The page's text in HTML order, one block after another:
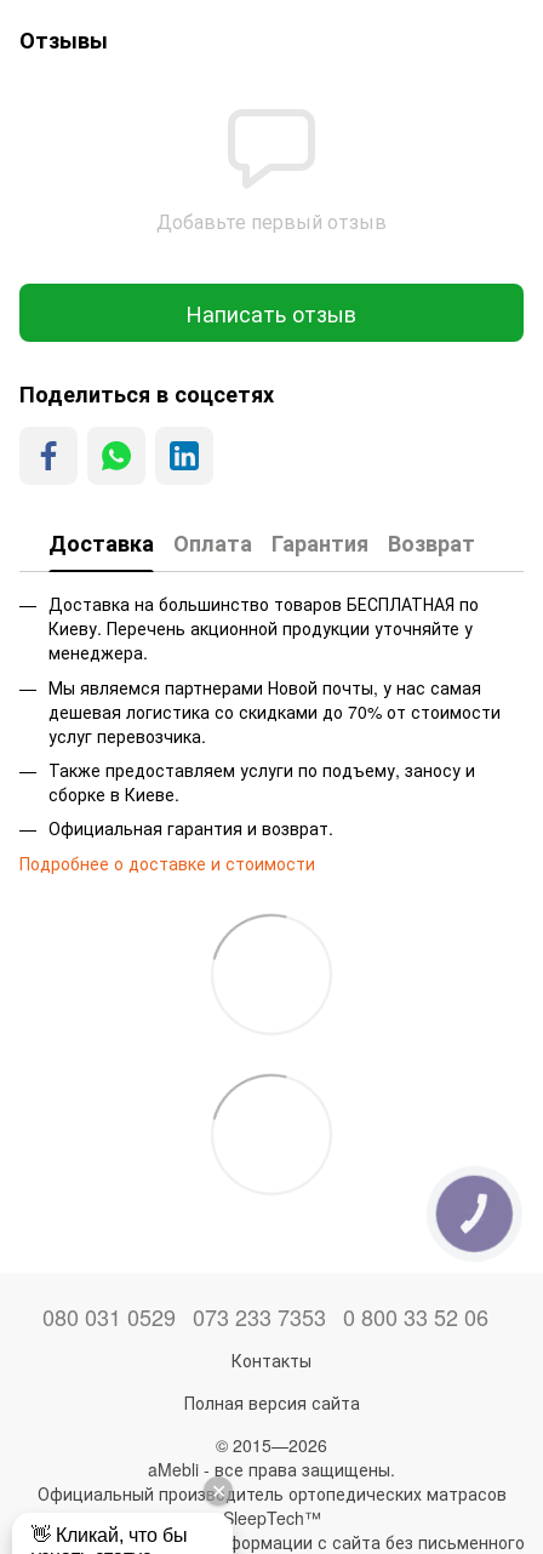
Отзывы
Добавьте первый отзыв
Написать отзыв
Поделиться в соцсетях
Доставка Оплата Гарантия Возврат
Доставка на большинство товаров БЕСПЛАТНАЯ по
Киеву. Перечень акционной продукции уточняйте у
менеджера.
Мы являемся партнерами Новой почты, у нас самая
дешевая логистика со скидками до 70% от стоимости
услуг перевозчика.
Также предоставляем услуги по подъему, заносу и
сборке в Киеве.
Официальная гарантия и возврат.
Подробнее о доставке и стоимости
080 031 0529 073 233 7353 0 800 33 52 06
Контакты
Полная версия сайта
© 2015—2026
aMebli - все права защищены.
Официальный производитель ортопедических матрасов
SleepTech™
Любое использование информации с сайта без письменного
КНОПКА
ЗВ'ЯЗКУ